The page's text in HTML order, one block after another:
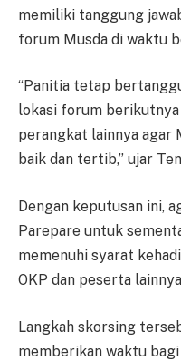
memiliki tanggung
forum Musda di waktu
“Panitia tetap
lokasi forum
perangkat lainnya agar
baik dan tertib,” ujar
Dengan keputusan ini,
Parepare untuk
memenuhi syarat
OKP dan peserta
Langkah skorsing
memberikan waktu